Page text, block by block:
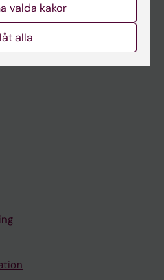
valda kakor
alla